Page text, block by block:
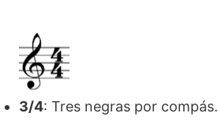
3/4: Tres negras por compás.